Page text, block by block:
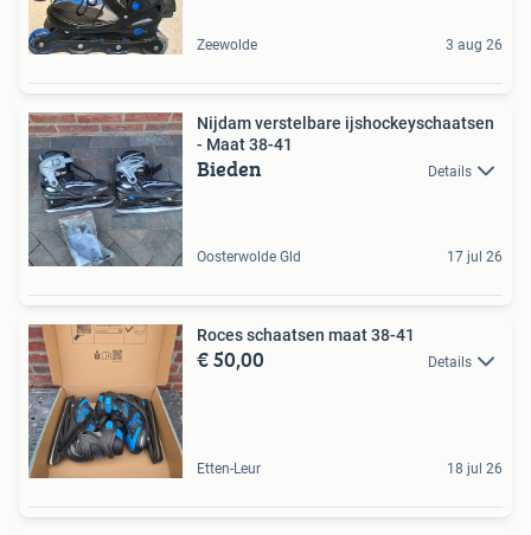
Zeewolde 3 aug 26
Nijdam verstelbare ijshockeyschaatsen
- Maat 38-41
Bieden Details
Oosterwolde Gld 17 jul 26
Roces schaatsen maat 38-41
€ 50,00 Details
Etten-Leur 18 jul 26